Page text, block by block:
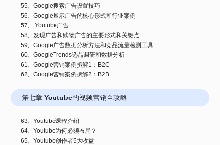
55、Google搜索广告设置技巧
56、Google展示广告的核心形式和行业案例
57、 Youtube广告
58、发现广告和购物广告的主要形式和关键点
59、Google广告数据分析方法和竞品流量检测工具
60、GoogleTrends选品调研和数据分析
61、Google营销案例拆解1：B2C
62、Google营销案例拆解2：B2B
第七章 Youtube的视频营销全攻略
63、Youtube课程介绍
64、Youtube为何必须布局？
65、Youtube创作者5大收益